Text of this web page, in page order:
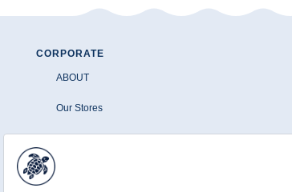
CORPORATE
ABOUT
Our Stores
Şirket Bilgileri